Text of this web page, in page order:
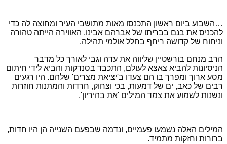
…השבוע ביום ראשון התכנסו מאות מתושבי העיר ומחוצה לה כדי
להכניס את בנם בבריתו של אברהם אבינו. האווירה הייתה טהורה
וניחוח של קדושה ריחף בחלל אולמי תהילה.
הרב מנחם בורשטיין שליווה את עדה וגבי לאורך כל מדבר
הניסיונות להביא צאצא לעולם, התכבד בסנדקות והביא לידי חיתום
מסע ארוך ומפרך בו הם צעדו ב'יציאת מצרים' שלהם. היו רגעים
רבים של כאב, ים של דמעות, בכי וצחוק, חרדות והמתנות חוזרות
ונשנות לשמוע את צמד המילים 'את בהיריון'.
המילים האלה נשמעו פעמיים, ונדמה שבפעם השנייה הן היו חדות,
ברורות וחזקות מתמיד.